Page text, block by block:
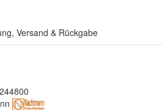
Versand & Rückgabe